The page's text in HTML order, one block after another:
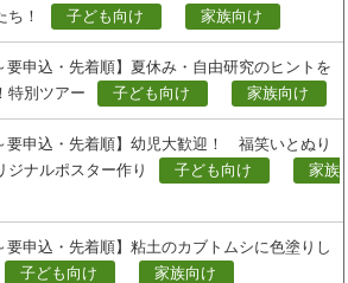
ち！
子ども向け 家族向け
要申込・先着順】夏休み・自由研究のヒントを
特別ツアー
子ども向け 家族向け
要申込・先着順】幼児大歓迎！ 福笑いとぬり
ジナルポスター作り
子ども向け
家族
要申込・先着順】粘土のカブトムシに色塗りし
子ども向け 家族向け